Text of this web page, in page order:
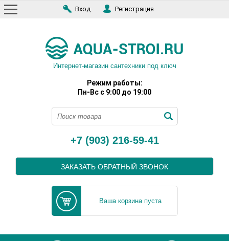
Вход Регистрация
Интернет-магазин сантехники под ключ
Режим работы:
Пн-Вс с 9:00 до 19:00
+7 (903) 216-59-41
ЗАКАЗАТЬ ОБРАТНЫЙ ЗВОНОК
Ваша корзина пуста